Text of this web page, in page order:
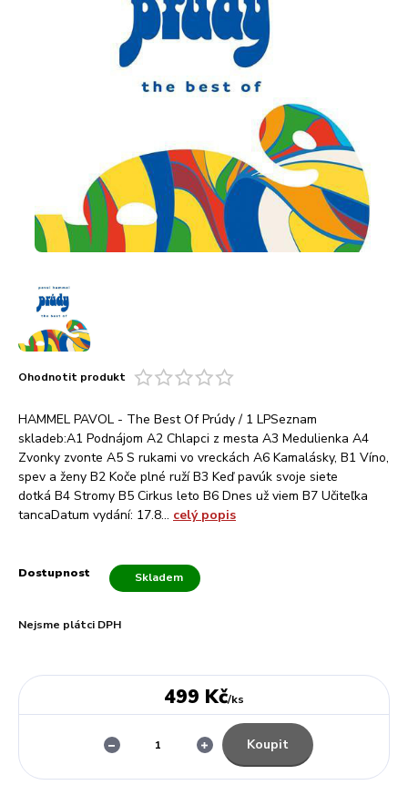
Ohodnotit produkt
HAMMEL PAVOL - The Best Of Prúdy / 1 LPSeznam
skladeb:A1 Podnájom A2 Chlapci z mesta A3 Medulienka A4
Zvonky zvonte A5 S rukami vo vreckách A6 Kamalásky, B1 Víno,
spev a ženy B2 Koče plné ruží B3 Keď pavúk svoje siete
dotká B4 Stromy B5 Cirkus leto B6 Dnes už viem B7 Učiteľka
tancaDatum vydání: 17.8... celý popis
Dostupnost Skladem
Nejsme plátci DPH
499 Kč/ks
Koupit